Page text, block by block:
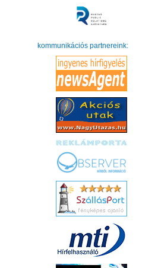
kommunikációs partnereink: